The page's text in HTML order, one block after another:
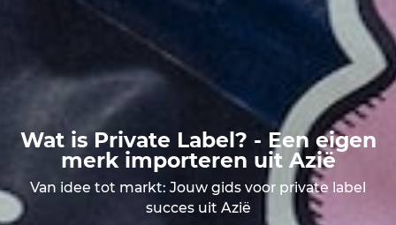
Wat is Private Label? - Een eigen
merk importeren uit Azië
Van idee tot markt: Jouw gids voor private label
succes uit Azië